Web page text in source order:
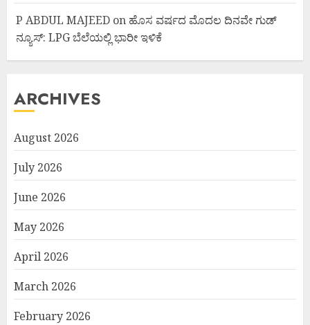
P ABDUL MAJEED on ಹೊಸ ವರ್ಷದ ಮೊದಲ ದಿನವೇ ಗುಡ್
ನ್ಯೂಸ್: LPG ಬೆಲೆಯಲ್ಲಿ ಭಾರೀ ಇಳಿಕೆ
ARCHIVES
August 2026
July 2026
June 2026
May 2026
April 2026
March 2026
February 2026